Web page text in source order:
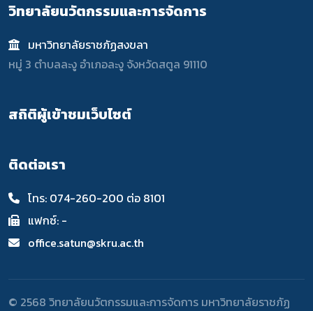
วิทยาลัยนวัตกรรมและการจัดการ
มหาวิทยาลัยราชภัฏสงขลา
หมู่ 3 ตำบลละงู อำเภอละงู จังหวัดสตูล 91110
สถิติผู้เข้าชมเว็บไซต์
ติดต่อเรา
โทร: 074-260-200 ต่อ 8101
แฟกซ์: -
office.satun@skru.ac.th
© 2568 วิทยาลัยนวัตกรรมและการจัดการ มหาวิทยาลัยราชภัฏ